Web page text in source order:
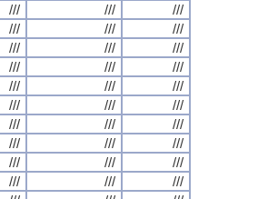
/// ///
///
/// ///
///
/// ///
///
/// ///
///
/// ///
///
/// ///
///
/// ///
///
/// ///
///
/// ///
///
/// ///
///